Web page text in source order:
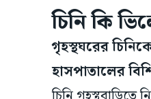
চিনি কি
গৃহস্থঘরের
হাসপাতালের